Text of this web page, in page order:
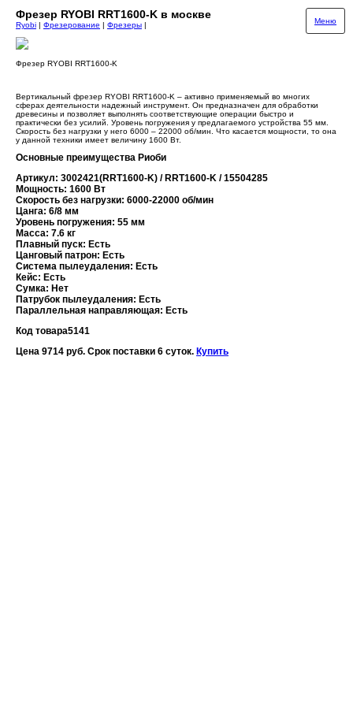
Фрезер RYOBI RRT1600-K в москве
Меню
Ryobi | Фрезерование | Фрезеры |
Фрезер RYOBI RRT1600-K
Вертикальный фрезер RYOBI RRT1600-K – активно применяемый во многих
сферах деятельности надежный инструмент. Он предназначен для обработки
древесины и позволяет выполнять соответствующие операции быстро и
практически без усилий. Уровень погружения у предлагаемого устройства 55 мм.
Скорость без нагрузки у него 6000 – 22000 об/мин. Что касается мощности, то она
у данной техники имеет величину 1600 Вт.
Основные преимущества Риоби
Артикул: 3002421(RRT1600-K) / RRT1600-K / 15504285
Мощность: 1600 Вт
Скорость без нагрузки: 6000-22000 об/мин
Цанга: 6/8 мм
Уровень погружения: 55 мм
Масса: 7.6 кг
Плавный пуск: Есть
Цанговый патрон: Есть
Система пылеудаления: Есть
Кейс: Есть
Сумка: Нет
Патрубок пылеудаления: Есть
Параллельная направляющая: Есть
Код товара5141
Цена 9714 руб. Срок поставки 6 суток. Купить